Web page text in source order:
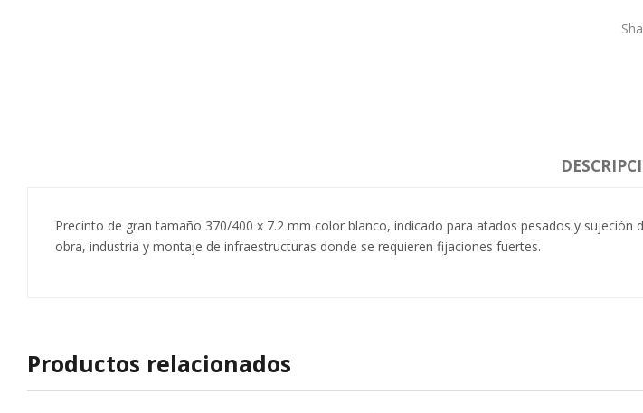
Precinto de gran tamaño 370/400 x 7.2 mm color blanco, indicado para atados pesados y
obra, industria y montaje de infraestructuras donde se requieren fijaciones fuertes.
Productos relacionados